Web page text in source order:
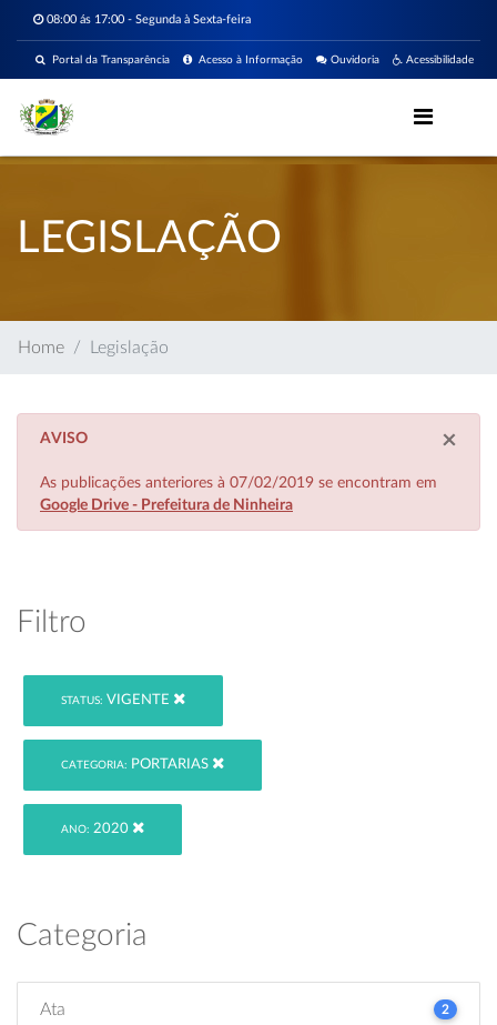
08:00 ás 17:00 - Segunda à Sexta-feira
Acessibilidade
Ouvidoria
Acesso à Informação
Portal da Transparência
LEGISLAÇÃO
Home Legislação
×
AVISO
As publicações anteriores à 07/02/2019 se encontram em
Google Drive - Prefeitura de Ninheira
Filtro
STATUS: VIGENTE
CATEGORIA: PORTARIAS
ANO: 2020
Categoria
Ata 2